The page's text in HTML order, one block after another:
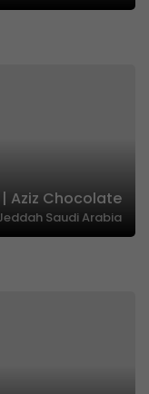
Aziz Chocolate | عزيز تشوكليت
Saudi Arabia